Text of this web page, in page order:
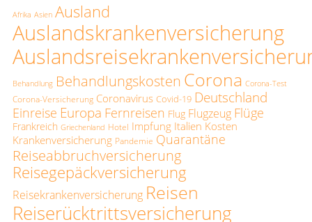
Afrika Asien Ausland
Auslandskrankenversicherung
Behandlung Behandlungskosten Corona Corona-Test
Corona-Versicherung Coronavirus Covid-19 Deutschland
Einreise Europa Fernreisen Flug Flugzeug Flüge
Frankreich Griechenland Hotel Impfung Italien Kosten
Krankenversicherung Pandemie Quarantäne
Reiseabbruchversicherung
Reisegepäckversicherung
Reisekrankenversicherung Reisen
Reiserücktrittsversicherung